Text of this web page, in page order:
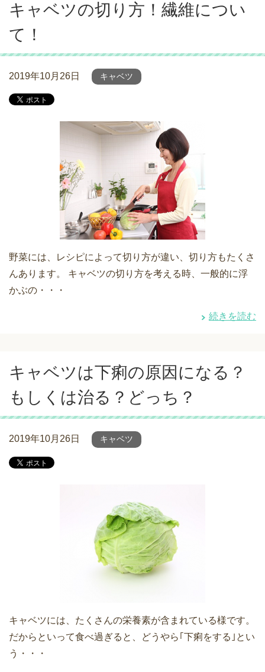
キャベツの切り方！繊維につい
て！
2019年10月26日 キャベツ
野菜には、レシピによって切り方が違い、切り方もたくさ
んあります。 キャベツの切り方を考える時、一般的に浮
かぶの・・・
続きを読む
キャベツは下痢の原因になる？
もしくは治る？どっち？
2019年10月26日 キャベツ
キャベツには、たくさんの栄養素が含まれている様です。
だからといって食べ過ぎると、どうやら｢下痢をする｣とい
う・・・